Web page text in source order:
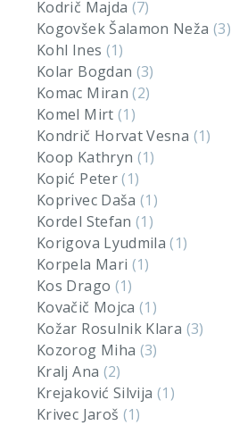
Kodrič Majda (7)
Kogovšek Šalamon Neža (3)
Kohl Ines (1)
Kolar Bogdan (3)
Komac Miran(2)
Komel Mirt (1)
Kondrič Horvat Vesna (1)
Koop Kathryn (1)
Kopić Peter(1)
Koprivec Daša(1)
Kordel Stefan(1)
Korigova Lyudmila(1)
Korpela Mari (1)
Kos Drago (1)
Kovačič Mojca(1)
Kožar Rosulnik Klara (3)
Kozorog Miha (3)
Kralj Ana (2)
Krejaković Silvija (1)
Krivec Jaroš (1)